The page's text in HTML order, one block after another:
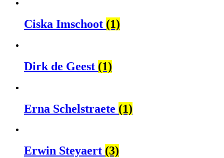
Ciska Imschoot (1)
Dirk de Geest (1)
Erna Schelstraete (1)
Erwin Steyaert (3)